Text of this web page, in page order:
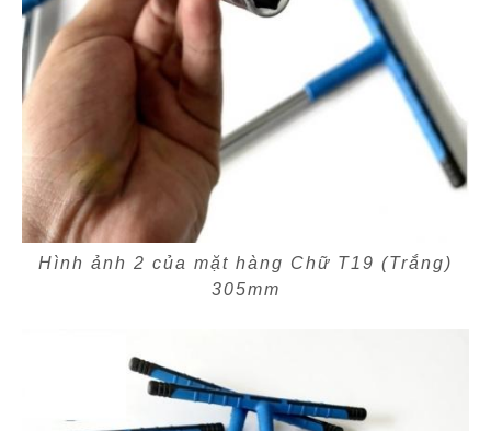
Hình ảnh 2 của mặt hàng Chữ T19 (Trắng)
305mm